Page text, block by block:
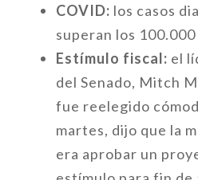
COVID: los casos
superan los
Estímulo fiscal: el
del Senado, Mitch
fue reelegido
martes, dijo que la
era aprobar un